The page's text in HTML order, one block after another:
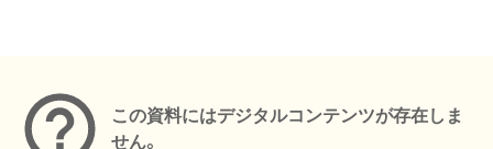
この資料にはデジタルコンテンツが存在しま
せん。